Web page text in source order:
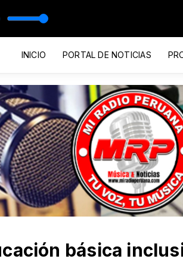
INICIO PORTAL DE NOTICIAS
básica